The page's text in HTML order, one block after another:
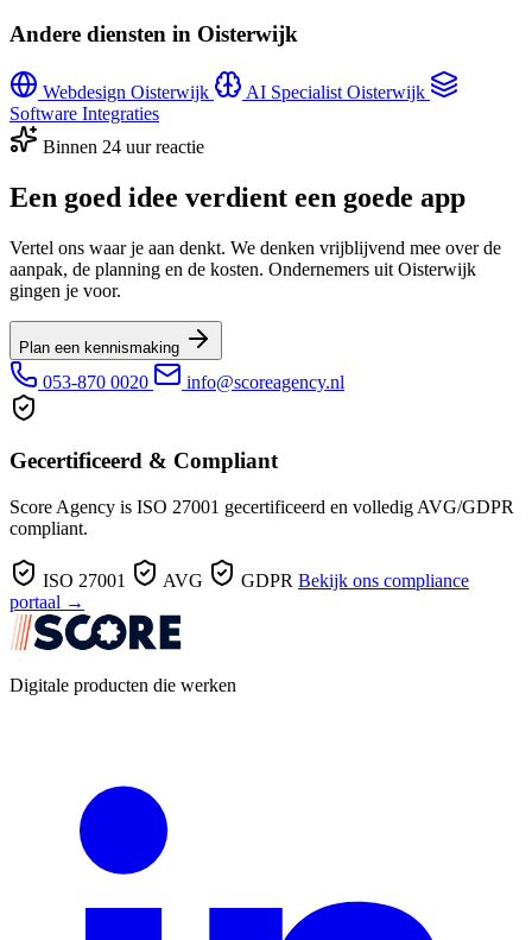
Andere diensten in Oisterwijk
Webdesign Oisterwijk
AI Specialist Oisterwijk
Software Integraties
Binnen 24 uur reactie
Een goed idee verdient een goede app
Vertel ons waar je aan denkt. We denken vrijblijvend mee over de
aanpak, de planning en de kosten. Ondernemers uit Oisterwijk
gingen je voor.
Plan een kennismaking
053-870 0020 info@scoreagency.nl
Gecertificeerd & Compliant
Score Agency is ISO 27001 gecertificeerd en volledig AVG/GDPR
compliant.
ISO 27001 AVG GDPR Bekijk ons compliance
portaal →
Digitale producten die werken